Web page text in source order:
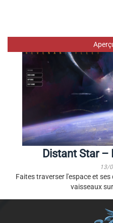
Distant Star –
13/
Faites traverser l'espace et
vaisseaux